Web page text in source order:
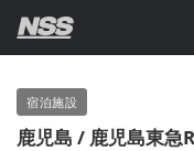
宿泊施設
鹿児島 / 鹿児島東急